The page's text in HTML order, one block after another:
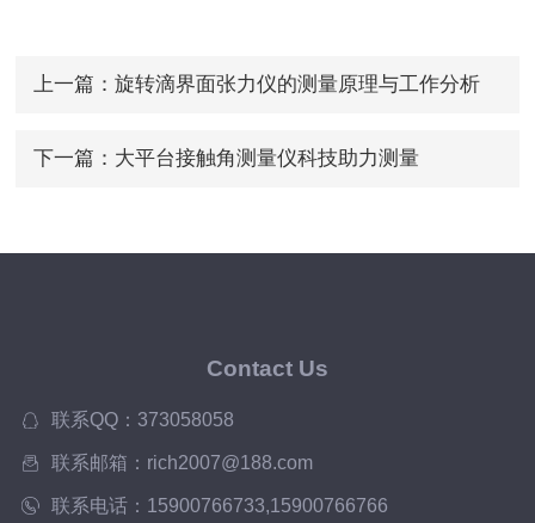
上一篇： 旋转滴界面张力仪的测量原理与工作分析
下一篇： 大平台接触角测量仪科技助力测量
Contact Us
联系QQ：373058058
联系邮箱：rich2007@188.com
联系电话：15900766733,15900766766